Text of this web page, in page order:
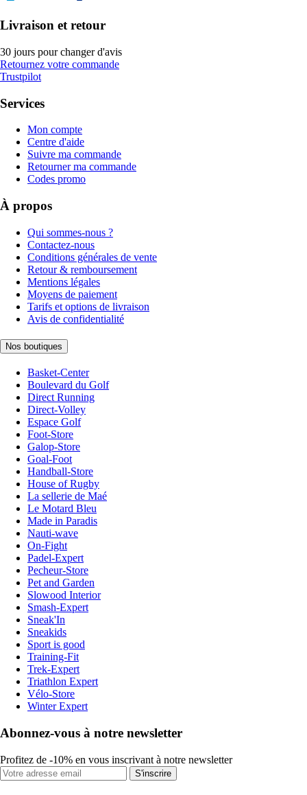
Livraison et retour
30 jours pour changer d'avis
Retournez votre commande
Trustpilot
Services
Mon compte
Centre d'aide
Suivre ma commande
Retourner ma commande
Codes promo
À propos
Qui sommes-nous ?
Contactez-nous
Conditions générales de vente
Retour & remboursement
Mentions légales
Moyens de paiement
Tarifs et options de livraison
Avis de confidentialité
Nos boutiques
Basket-Center
Boulevard du Golf
Direct Running
Direct-Volley
Espace Golf
Foot-Store
Galop-Store
Goal-Foot
Handball-Store
House of Rugby
La sellerie de Maé
Le Motard Bleu
Made in Paradis
Nauti-wave
On-Fight
Padel-Expert
Pecheur-Store
Pet and Garden
Slowood Interior
Smash-Expert
Sneak'In
Sneakids
Sport is good
Training-Fit
Trek-Expert
Triathlon Expert
Vélo-Store
Winter Expert
Abonnez-vous à notre newsletter
Profitez de -10% en vous inscrivant à notre newsletter
S'inscrire